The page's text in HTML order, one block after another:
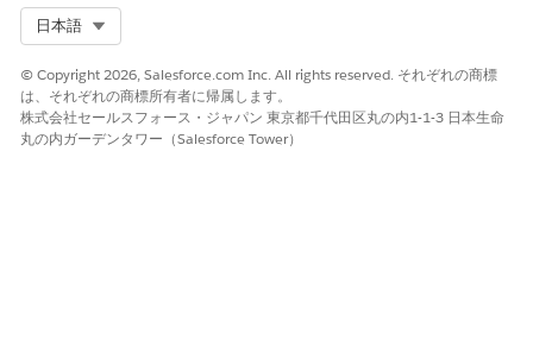
日本語
© Copyright 2026, Salesforce.com Inc. All rights reserved. それぞれの商標
は、それぞれの商標所有者に帰属します。
株式会社セールスフォース・ジャパン 東京都千代田区丸の内1-1-3 日本生命
丸の内ガーデンタワー（Salesforce Tower）